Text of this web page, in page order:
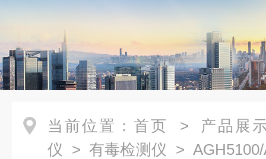
当前位置： 首页 > 产品展
仪 > 有毒检测仪 >